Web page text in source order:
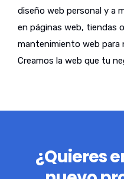
diseño web personal y a
en páginas web, tiendas
mantenimiento web para
Creamos la web que tu
¿Quieres